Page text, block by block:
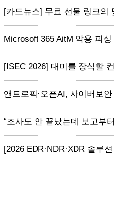
[카드뉴스] 무료 선물 링크
Microsoft 365 AitM 악용 피싱
[ISEC 2026] 대미를 장식할
앤트로픽·오픈AI, 사이버보
“조사도 안 끝났는데 보고부
[2026 EDR·NDR·XDR 솔루